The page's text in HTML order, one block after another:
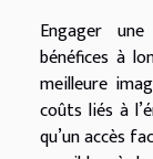
Engager
bénéfices à
meilleure
coûts liés à
qu’un accès